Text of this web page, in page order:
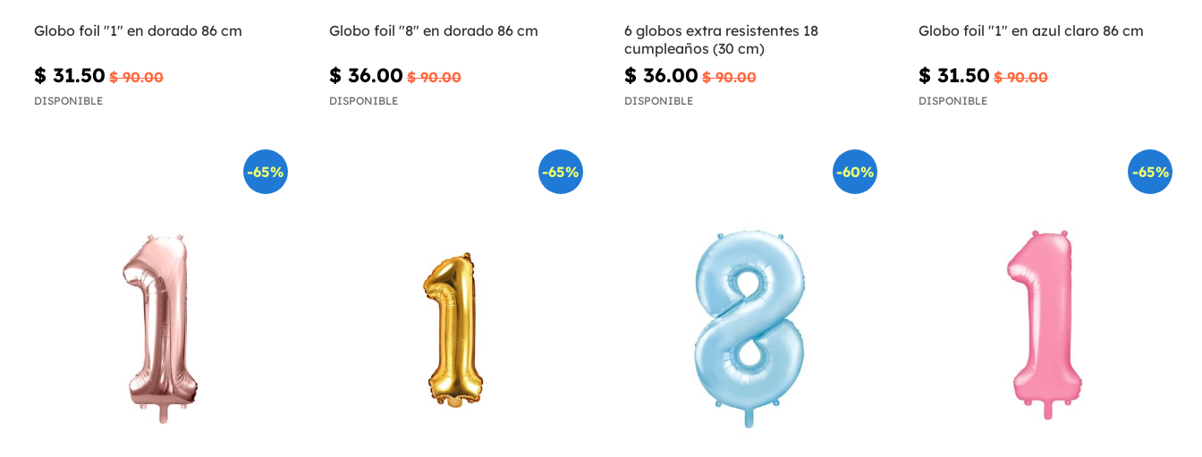
Globo foil "1" en dorado 86 cm
$ 31.50 $ 90.00
DISPONIBLE
Globo foil "8" en dorado 86 cm
$ 36.00 $ 90.00
DISPONIBLE
6 globos extra resistentes 18
cumpleaños (30 cm)
$ 36.00 $ 90.00
DISPONIBLE
Globo foil "1" en azul claro 86 cm
$ 31.50 $ 90.00
DISPONIBLE
-65% -65% -60% -65%